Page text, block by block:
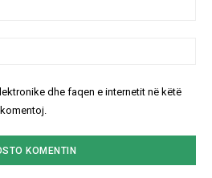
dhe faqen e internetit në këtë